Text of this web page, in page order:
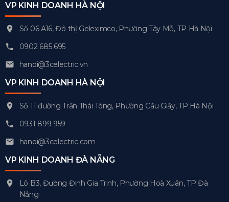
VP KINH DOANH HÀ NỘI
Số 06 A16, Đô thị Geleximco, Phường Tây Mỗ, TP Hà Nội
0902 685 695
hanoi@3celectric.vn
VP KINH DOANH HÀ NỘI
Số 11 đường Trần Thái Tông, Phường Cầu Giấy, TP Hà Nội
0931 899 959
hanoi@3celectric.com
VP KINH DOANH ĐÀ NẴNG
Lô B3, Đường Đinh Gia Trinh, Phường Hoà Xuân, TP Đà
Nẵng